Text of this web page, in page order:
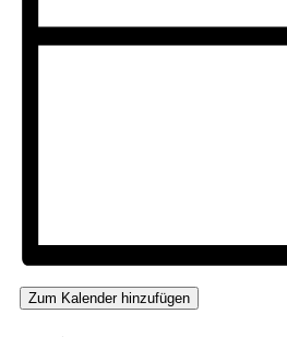
Zum Kalender hinzufügen